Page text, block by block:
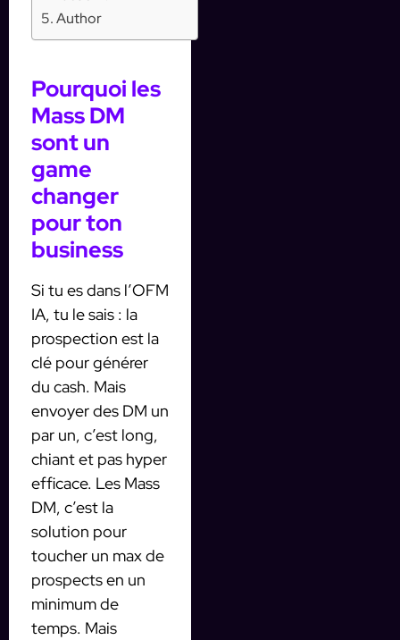
Author
Pourquoi les
Mass DM
sont un
game
changer
pour ton
business
Si tu es dans l’OFM
IA, tu le sais : la
prospection est la
clé pour générer
du cash. Mais
envoyer des DM un
par un, c’est long,
chiant et pas hyper
efficace. Les Mass
DM, c’est la
solution pour
toucher un max de
prospects en un
minimum de
temps. Mais